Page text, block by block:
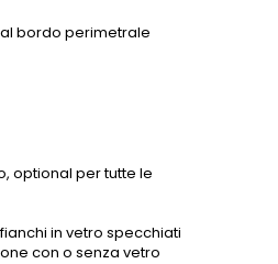
bordo perimetrale
optional per tutte le
in vetro specchiati
con o senza vetro